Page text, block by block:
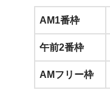
AM1番枠
午前2番枠
AMフリー枠